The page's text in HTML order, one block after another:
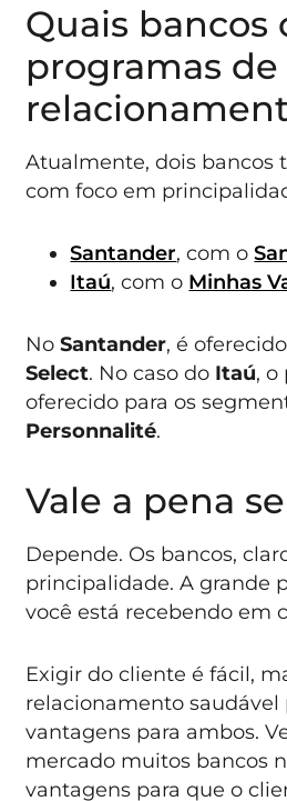
Quais bancos
programas de
Atualmente, dois bancos
com foco em
Santander, com o
Itaú, com o Minhas
NoSantander, é
Select. No caso do Itaú, o
oferecido para os
Personnalité.
Vale a pena
Depende. Os bancos,
principalidade. A grande
você está recebendo em
Exigir do cliente é fácil,
relacionamento saudável
vantagens para ambos.
mercado muitos bancos
vantagens para que o